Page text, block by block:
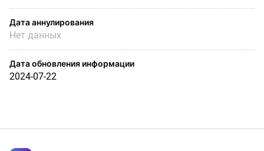
Дата аннулирования
Нет данных
Дата обновления информации
2024-07-22